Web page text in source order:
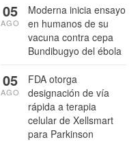
Moderna inicia ensayo
en humanos de su
vacuna contra cepa
Bundibugyo del ébola
05
AGO
FDA otorga
designación de vía
rápida a terapia
celular de Xellsmart
para Parkinson
05
AGO